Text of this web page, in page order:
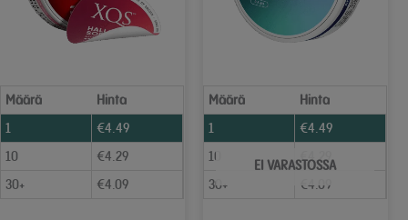
Määrä
Hinta
1
€4.49
10
€4.29
30+
€4.09
Määrä
Hinta
1
€4.49
10
€4.29
30+
€4.09
EI VARASTOSSA